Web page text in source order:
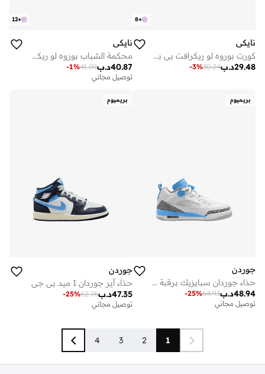
+
8
نايكي
كورت بوروه لو ريكرافت بي بي في
د.ب29.48
30.24
-3%
+
12
نايكي
محكمة الشباب بوروه لو ريكرافت بي جي
د.ب40.87
41.09
-1%
توصيل مجاني
بريميوم
جوردن
حذاء جوردان سبايزيك برقبة منخفضة للشباب
د.ب48.94
64.93
-25%
توصيل مجاني
بريميوم
جوردن
حذاء آير جوردان 1 ميد بي جي
د.ب47.35
62.76
-25%
توصيل مجاني
1
2
3
4